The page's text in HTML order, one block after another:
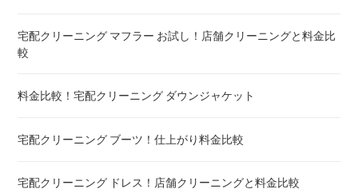
布団のレンタル 安いのは ! 東京・大阪・福岡
エアウィーヴ マットレスのクリーニング ! どこがいい
布団の洗濯ネット コインランドリー ! ドラム式におすすめは
布団クリーニング 防ダニ加工 ! 効果と危険性
宅配クリーニング マフラー お試し！店舗クリーニングと料金比
較
料金比較！宅配クリーニング ダウンジャケット
宅配クリーニング ブーツ！仕上がり料金比較
宅配クリーニング ドレス！店舗クリーニングと料金比較